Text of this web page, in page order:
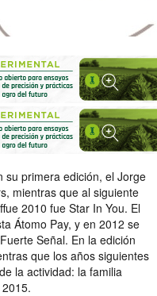
su primera edición, el Jorge
mientras que al siguiente
2010 fue Star In You. El
Átomo Pay, y en 2012 se
Señal. En la edición
que los años siguientes
la actividad: la familia